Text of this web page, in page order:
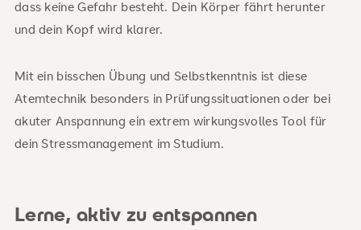
dass keine Gefahr besteht. Dein Körper fährt herunter
und dein Kopf wird klarer.
Mit ein bisschen Übung und Selbstkenntnis ist diese
Atemtechnik besonders in Prüfungssituationen oder bei
akuter Anspannung ein extrem wirkungsvolles Tool für
dein Stressmanagement im Studium.
Lerne, aktiv zu entspannen